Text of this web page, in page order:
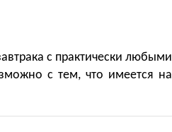
с практически любыми
с тем, что имеется на